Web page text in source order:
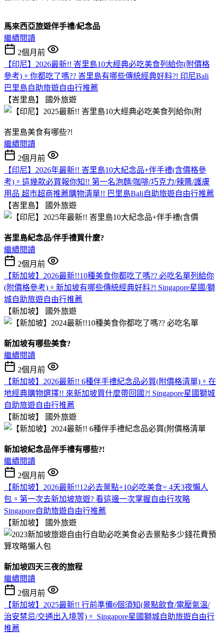
馬來西亞旅遊伴手禮/紀念品
繼續閱讀
2個月前
【印尼】2026最新!! 峇里島10大經典必吃美食列給你(附價格
參考)。你都吃了嗎?? 峇里島有哪些傳統經典好料?! 印尼Bali
巴里島自助旅遊自由行推薦
【峇里島】
國外旅遊
峇里島美食有哪些?!
繼續閱讀
2個月前
【印尼】2026年最新!! 峇里島10大紀念品+伴手禮(含價格參
考)。這幾款必買報你知!! 第一名泡麵/咖啡/巧克力/辣醬/護膚
用品 超市超商推薦購物清單!! 巴里島Bali自助旅遊自由行推薦
【峇里島】
國外旅遊
峇里島紀念品/伴手禮買什麼?
繼續閱讀
2個月前
【新加坡】2026最新!!10種美食你都吃了嗎?? 必吃名單列給你
(附價格參考)。新加坡有哪些傳統經典好料?! Singapore星國/獅
城自助旅遊自由行推薦
【新加坡】
國外旅遊
新加坡有哪些美食?
繼續閱讀
2個月前
【新加坡】2026最新!! 6種伴手禮紀念品必買(附價格清單)。在
地經典購物選擇!! 來新加坡買什麼帶回國?! Singapore星國獅城
自助旅遊自由行推薦
【新加坡】
國外旅遊
新加坡紀念品伴手禮有哪些?!
繼續閱讀
2個月前
【新加坡】2026最新!!12必去景點+10必吃美食= 4天3夜懶人
包。第一次去新加坡旅遊? 看這邊一次掌握自由行攻略
Singapore自助旅遊自由行推薦
【新加坡】
國外旅遊
新加坡四天三夜的旅程
繼續閱讀
2個月前
【新加坡】2025最新!! 行前準備6個須知(景點飲食/電壓氣溫/
治安禁忌/交通出入境等)。 Singapore星國獅城自助旅遊自由行
推薦